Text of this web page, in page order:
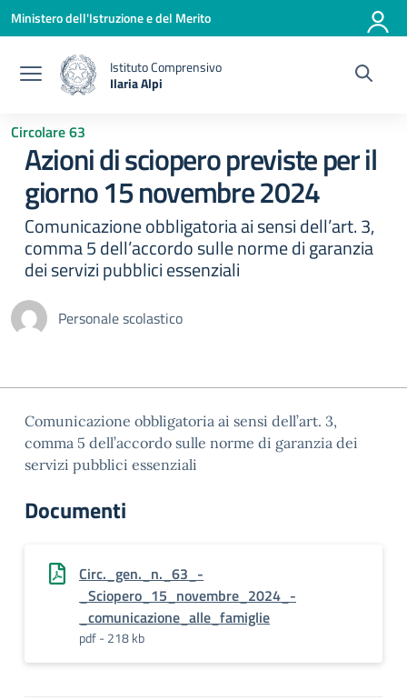
Vai ai contenuti
Vai al menu di navigazione
Vai al footer
Ministero dell'Istruzione e del Merito
Istituto Comprensivo
Ilaria Alpi
Circolare 63
Azioni di sciopero previste per il
giorno 15 novembre 2024
Comunicazione obbligatoria ai sensi dell’art. 3,
comma 5 dell’accordo sulle norme di garanzia
dei servizi pubblici essenziali
Personale scolastico
Comunicazione obbligatoria ai sensi dell’art. 3,
comma 5 dell’accordo sulle norme di garanzia dei
servizi pubblici essenziali
Documenti
Circ._gen._n._63_-
_Sciopero_15_novembre_2024_-
_comunicazione_alle_famiglie
pdf - 218 kb